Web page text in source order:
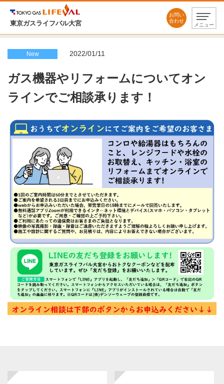
東京ガスライフバル大宮
お問い
合わせ
メニュー
New 2022/01/11
ガス機器やリフォームについてオン
ラインでご相談承ります！